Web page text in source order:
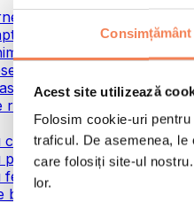
Consimțământ
Acest site utilizează
Folosim cookie-uri
traficul. De asemenea,
care folosiți site-ul
lor.
de vită
pulbere
to drink
masei musculare
în greutate
femei
de plante